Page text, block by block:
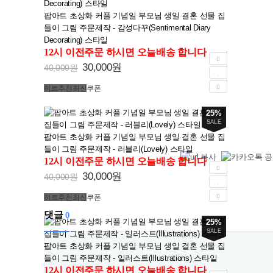
팝아트 초상화 커플 기념일 부모님 생일 결혼 선물 집
들이 그림 주문제작 - 감성다꾸(Sentimental Diary
Decorating) 스타일
12시 이전주문 하시면 오늘배송 합니다
40,000원 30,000원
히트추천 최신쿠폰
25%
SALE
팝아트 초상화 커플 기념일 부모님 생일 결혼 선물 집
들이 그림 주문제작 - 러블리(Lovely) 스타일
12시 이전주문 하시면 오늘배송 합니다
40,000원 30,000원
히트추천 최신쿠폰
25%
SALE
팝아트 초상화 커플 기념일 부모님 생일 결혼 선물 집
들이 그림 주문제작 - 일러스트(Illustrations) 스타일
12시 이전주문 하시면 오늘배송 합니다
댓글0